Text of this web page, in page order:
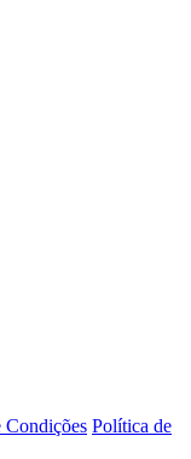
Condições Política de